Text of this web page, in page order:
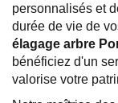
personnalisés et
durée de vie de
élagage arbre
bénéficiez d'un
valorise votre